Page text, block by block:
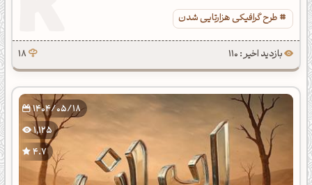
طرح گرافیکی هزارتایی شدن
بازدید اخیر : 110 18
1404/05/18
1,125
4.7